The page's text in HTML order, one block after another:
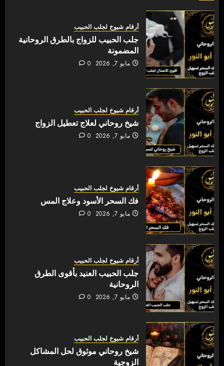
أرقام شيوخ لجلب الحبيب
جلب الحبيب للزواج بالطرق الروحانية
المضمونة
مايو 7, 2026 0
أرقام شيوخ لجلب الحبيب
شيخ روحاني لعلاج تعطيل الزواج
مايو 7, 2026 0
أرقام شيوخ لجلب الحبيب
فك السحر الأسود وعلاج المس
مايو 7, 2026 0
أرقام شيوخ لجلب الحبيب
جلب الحبيب العنيد بأقوى الطرق
الروحانية
مايو 7, 2026 0
أرقام شيوخ لجلب الحبيب
شيخ روحاني موثوق لحل المشاكل
الزوجية